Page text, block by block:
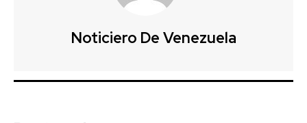
Noticiero De Venezuela